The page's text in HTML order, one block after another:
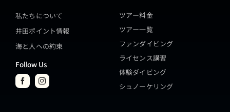
私たちについて
井田ポイント情報
海と人への約束
Follow Us
ツアー料金
ツアー一覧
ファンダイビング
ライセンス講習
体験ダイビング
シュノーケリング